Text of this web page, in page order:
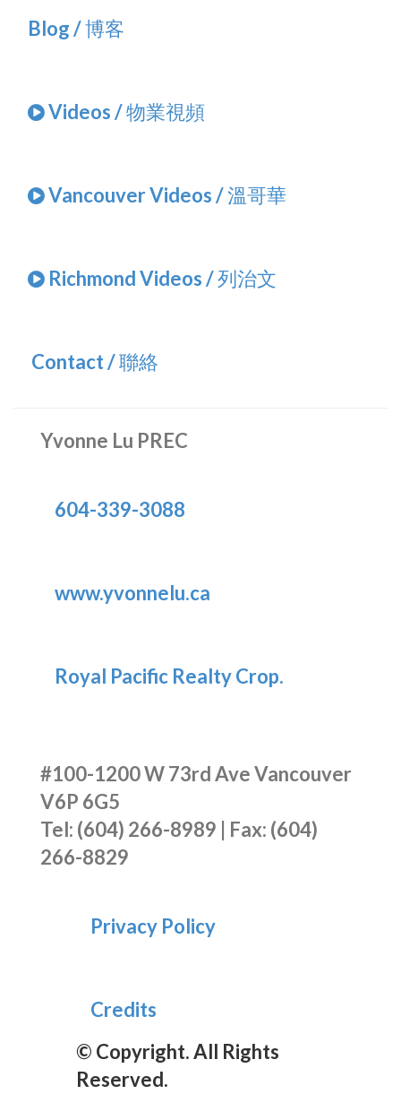
Blog / 博客
Videos / 物業視頻
Vancouver Videos / 溫哥華
Richmond Videos / 列治文
Contact / 聯絡
Yvonne Lu PREC
604-339-3088
www.yvonnelu.ca
Royal Pacific Realty Crop.
#100-1200 W 73rd Ave Vancouver
V6P 6G5
Tel: (604) 266-8989 | Fax: (604)
266-8829
Privacy Policy
Credits
© Copyright. All Rights
Reserved.